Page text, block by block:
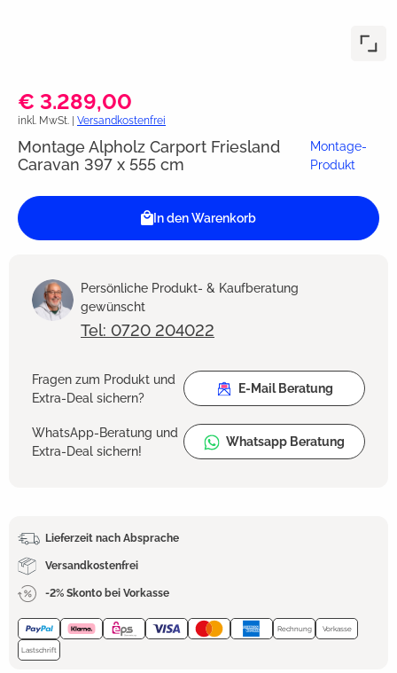
€ 3.289,00
inkl. MwSt. | Versandkostenfrei
Montage Alpholz Carport Friesland
Caravan 397 x 555 cm
Montage-
Produkt
In den Warenkorb
Persönliche Produkt- & Kaufberatung
gewünscht
Tel: 0720 204022
Fragen zum Produkt und
Extra-Deal sichern?
E-Mail Beratung
WhatsApp-Beratung und
Extra-Deal sichern!
Whatsapp Beratung
Lieferzeit nach Absprache
Versandkostenfrei
-2% Skonto bei Vorkasse
Rechnung Vorkasse
Lastschrift